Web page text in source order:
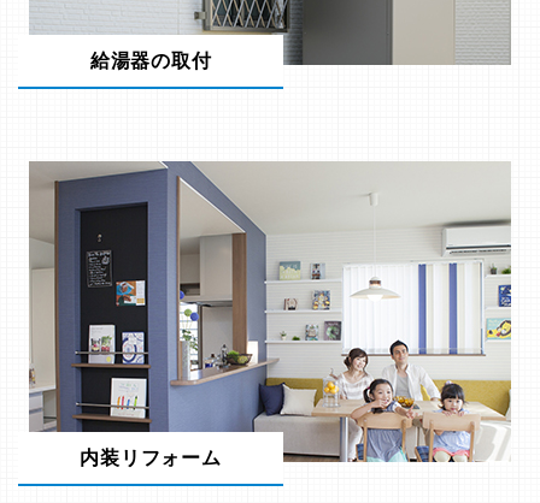
給湯器の取付
内装リフォーム